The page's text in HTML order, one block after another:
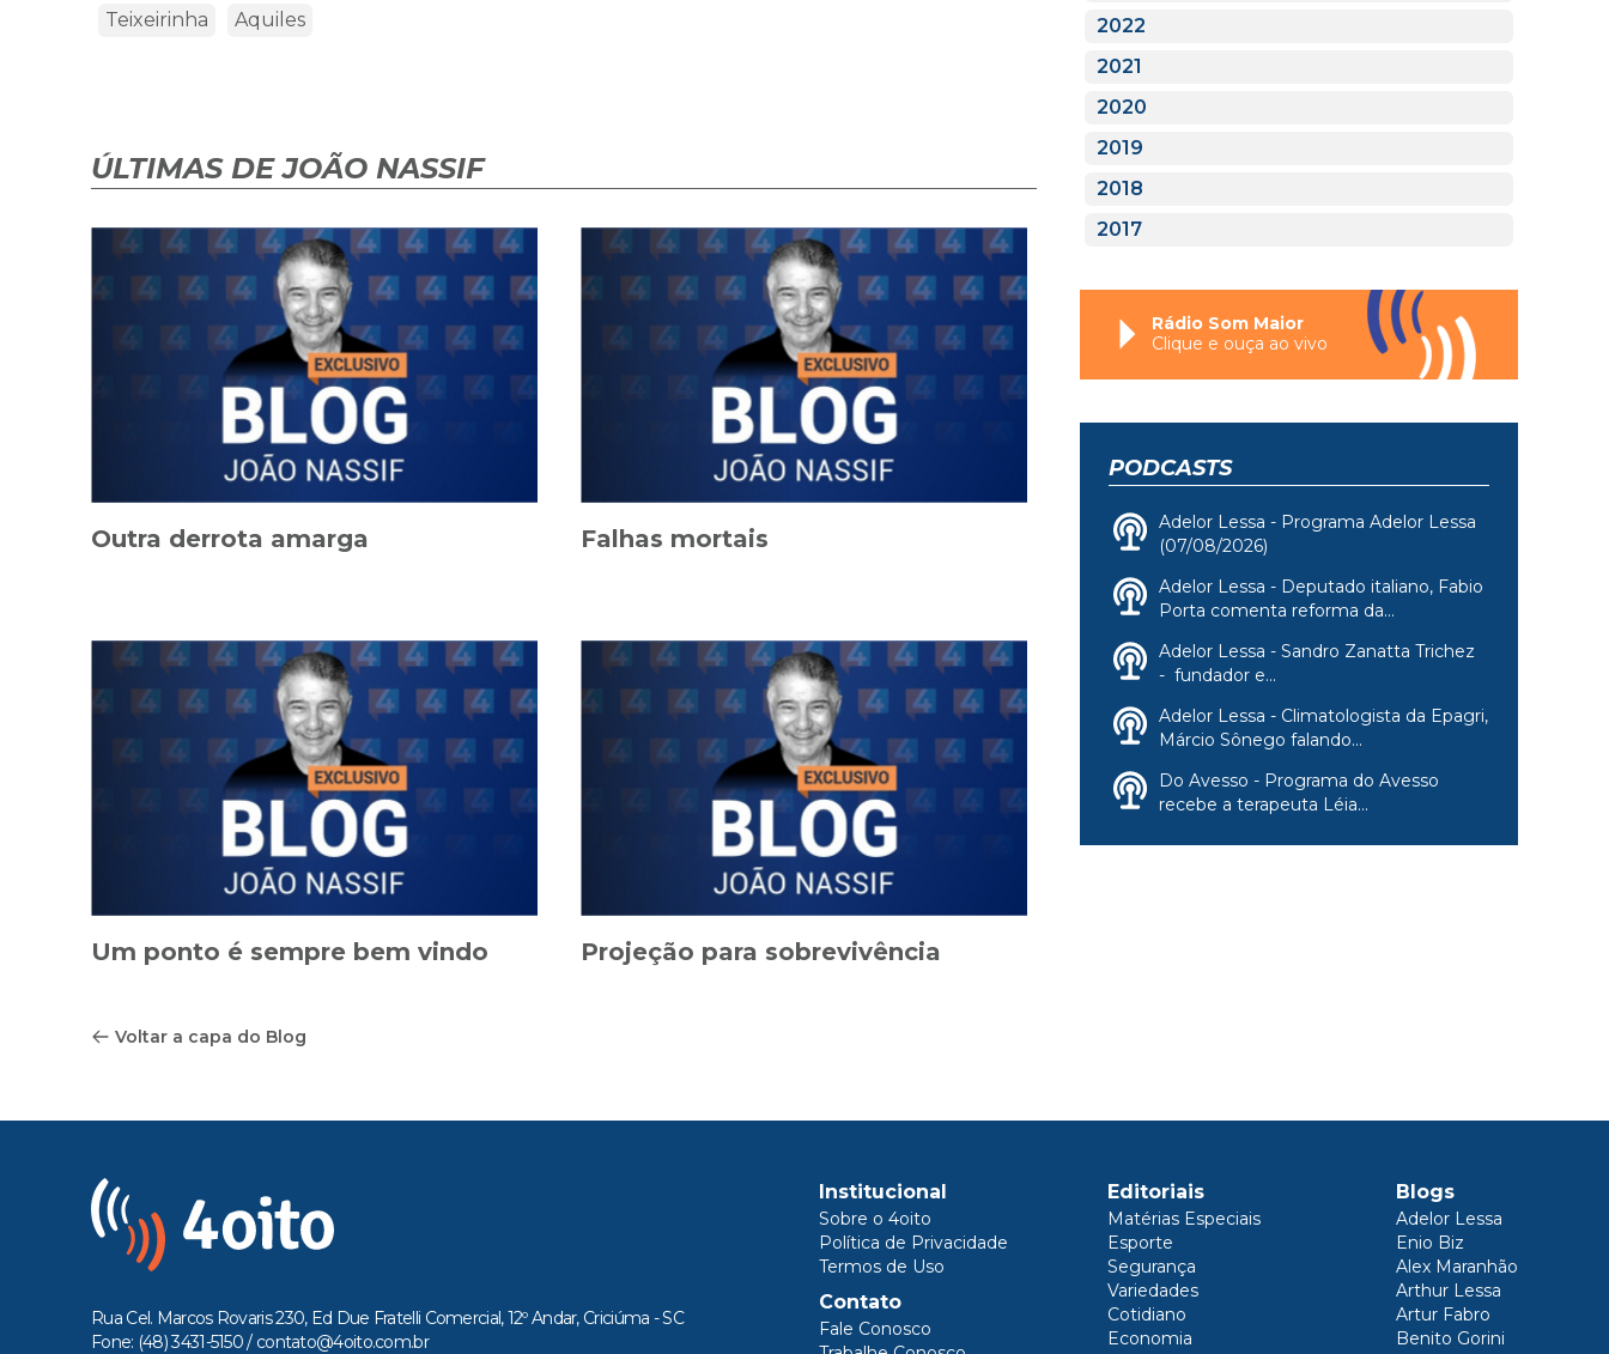
Teixeirinha
Aquiles
ÚLTIMAS DE JOÃO NASSIF
Outra derrota amarga Falhas mortais
Um ponto é sempre bem vindo Projeção para sobrevivência
Voltar a capa do Blog
2022
2021
2020
2019
2018
2017
Rádio Som Maior
Clique e ouça ao vivo
PODCASTS
Adelor Lessa - Programa Adelor Lessa
(07/08/2026)
Adelor Lessa - Deputado italiano, Fabio
Porta comenta reforma da...
Adelor Lessa - Sandro Zanatta Trichez
- fundador e...
Adelor Lessa - Climatologista da Epagri,
Márcio Sônego falando...
Do Avesso - Programa do Avesso
recebe a terapeuta Léia...
Rua Cel. Marcos Rovaris 230, Ed Due Fratelli Comercial, 12º Andar, Criciúma - SC
Fone: (48) 3431-5150 / contato@4oito.com.br
Institucional
Sobre o 4oito
Política de Privacidade
Termos de Uso
Contato
Fale Conosco
Editoriais
Matérias Especiais
Esporte
Segurança
Variedades
Cotidiano
Economia
Blogs
Adelor Lessa
Enio Biz
Alex Maranhão
Arthur Lessa
Artur Fabro
Benito Gorini